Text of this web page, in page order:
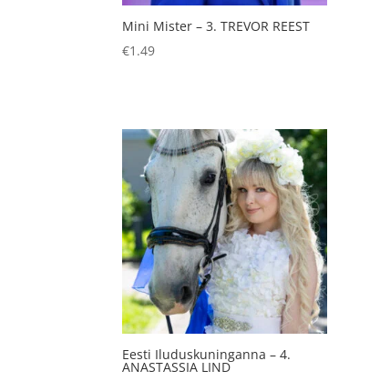
Mini Mister – 3. TREVOR REEST
€1.49
Eesti Iluduskuninganna – 4.
ANASTASSIA LIND